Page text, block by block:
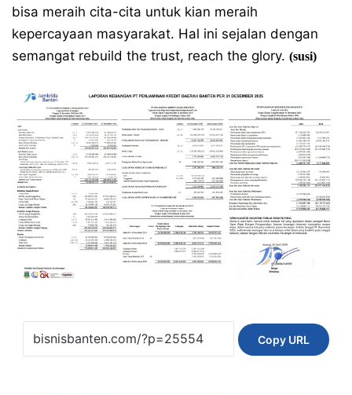
bisa meraih cita-cita untuk kian meraih
kepercayaan masyarakat. Hal ini sejalan dengan
semangat rebuild the trust, reach the glory. (susi)
Copy URL